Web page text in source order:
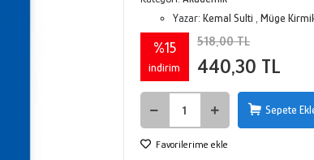
Yazar: Kemal Sulti Müge
%15
indirim
518,00 TL
440,30 TL
Sepete
Favorilerime ekle